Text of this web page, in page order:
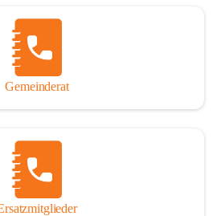
Gemeinderat